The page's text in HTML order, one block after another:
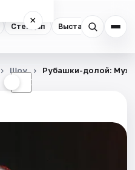
Стендап Выставки
×
☾
Шоу Рубашки-долой: